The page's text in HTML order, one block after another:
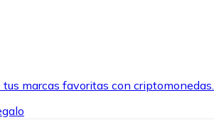
marcas favoritas con criptomonedas.